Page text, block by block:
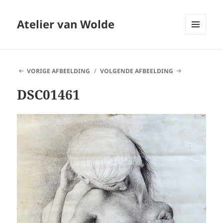
Atelier van Wolde
VORIGE AFBEELDING
VOLGENDE AFBEELDING
DSC01461